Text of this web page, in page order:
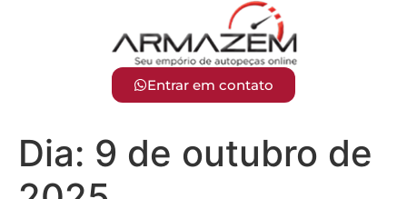
Entrar em contato
Dia: 9 de outubro de